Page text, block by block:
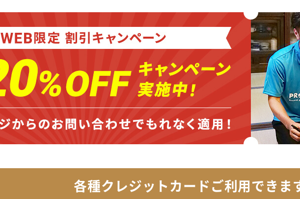
各種クレジットカードご利用できま